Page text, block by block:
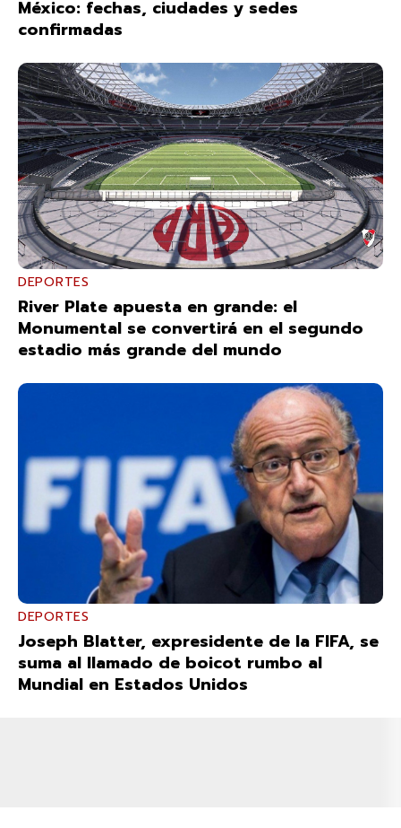
México: fechas, ciudades y sedes
confirmadas
DEPORTES
River Plate apuesta en grande: el
Monumental se convertirá en el segundo
estadio más grande del mundo
DEPORTES
Joseph Blatter, expresidente de la FIFA, se
suma al llamado de boicot rumbo al
Mundial en Estados Unidos